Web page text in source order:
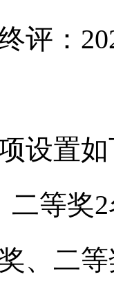
：
置如
等奖2
二等